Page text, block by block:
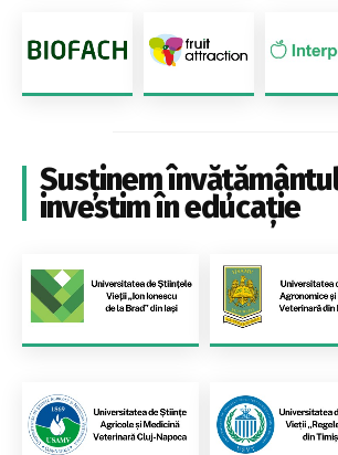
Susținem
investim în educație